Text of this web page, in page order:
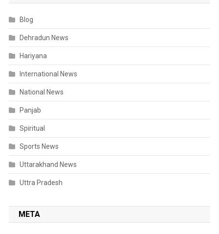
Blog
Dehradun News
Hariyana
International News
National News
Panjab
Spiritual
Sports News
Uttarakhand News
Uttra Pradesh
META